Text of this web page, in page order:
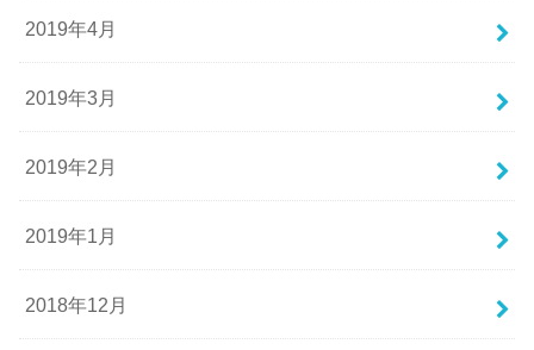
2019年4月
2019年3月
2019年2月
2019年1月
2018年12月